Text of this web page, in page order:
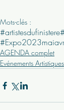
Mots-clés :
#artistesdufinistere
#Expo2023mai
AGENDA complet
Evénements Artistiques